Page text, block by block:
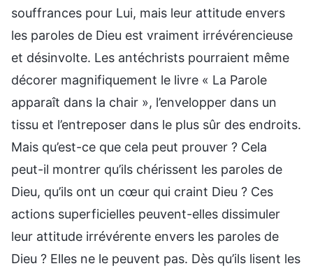
souffrances pour Lui, mais leur attitude envers
les paroles de Dieu est vraiment irrévérencieuse
et désinvolte. Les antéchrists pourraient même
décorer magnifiquement le livre « La Parole
apparaît dans la chair », l’envelopper dans un
tissu et l’entreposer dans le plus sûr des endroits.
Mais qu’est-ce que cela peut prouver ? Cela
peut-il montrer qu’ils chérissent les paroles de
Dieu, qu’ils ont un cœur qui craint Dieu ? Ces
actions superficielles peuvent-elles dissimuler
leur attitude irrévérente envers les paroles de
Dieu ? Elles ne le peuvent pas. Dès qu’ils lisent les